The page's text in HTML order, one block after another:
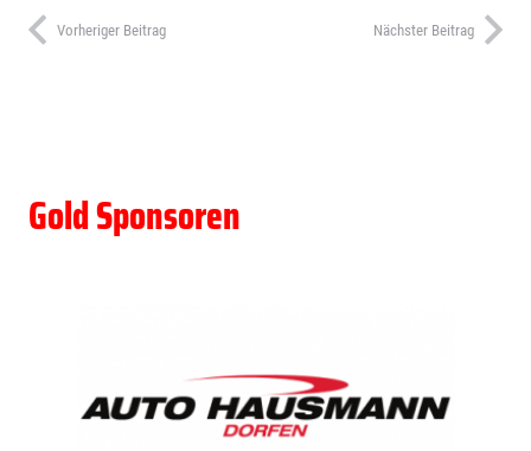
Vorheriger Beitrag Nächster Beitrag
Gold Sponsoren